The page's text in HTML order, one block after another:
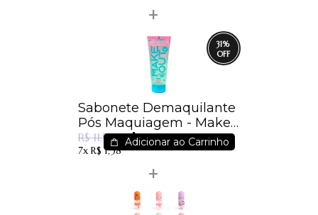
31%
Sabonete Demaquilante
Pós Maquiagem - Make
Out - Dermachem
R$ 11,55 R$ 7,99
7x R$ 1,38
Adicionar ao Carrinho